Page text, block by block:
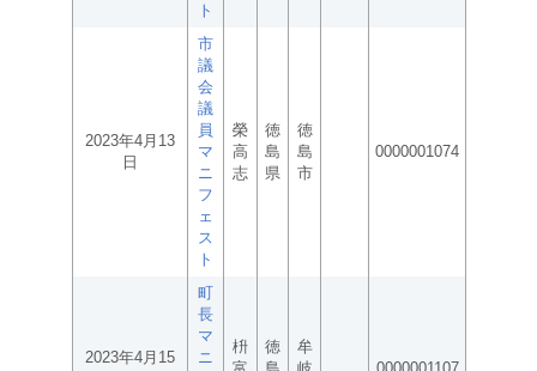
ト
2023年4月13
日
市
議
会
議
員
マ
ニ
フ
ェ
ス
ト
榮
高
志
徳
島
県
徳
島
市
0000001074
2023年4月15
町
長
マ
ニ
枡
徳
牟